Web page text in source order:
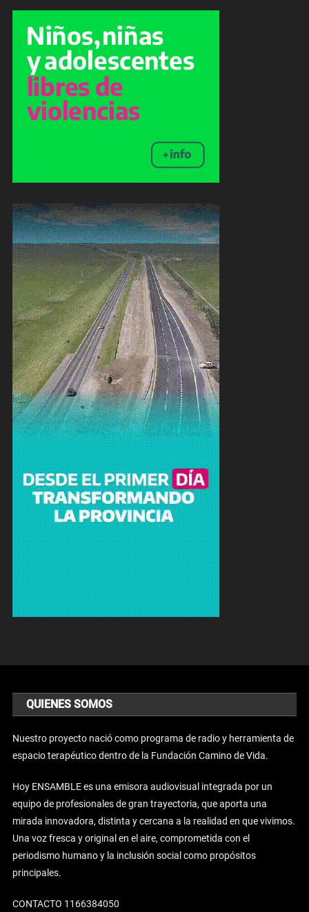
QUIENES SOMOS
Nuestro proyecto nació como programa de radio y herramienta de
espacio terapéutico dentro de la Fundación Camino de Vida.
Hoy ENSAMBLE es una emisora audiovisual integrada por un
equipo de profesionales de gran trayectoria, que aporta una
mirada innovadora, distinta y cercana a la realidad en que vivimos.
Una voz fresca y original en el aire, comprometida con el
periodismo humano y la inclusión social como propósitos
principales.
CONTACTO 1166384050